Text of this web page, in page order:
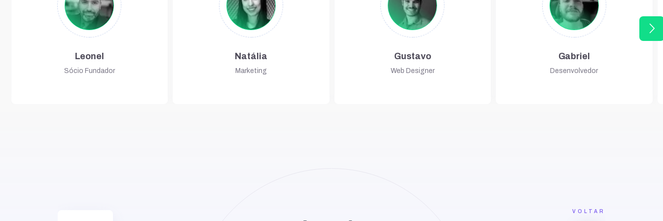
Leonel
Sócio Fundador
Natália
Marketing
Gustavo
Web Designer
Gabriel
Desenvolvedor
arrow_forward_ios
VOLTAR